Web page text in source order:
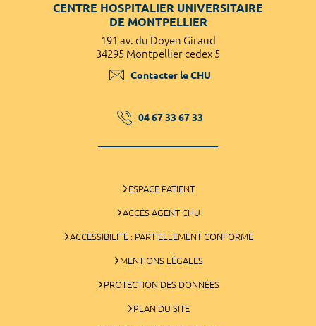
CENTRE HOSPITALIER UNIVERSITAIRE
DE MONTPELLIER
191 av. du Doyen Giraud
34295 Montpellier cedex 5
Contacter le CHU
04 67 33 67 33
ESPACE PATIENT
ACCÈS AGENT CHU
ACCESSIBILITÉ : PARTIELLEMENT CONFORME
MENTIONS LÉGALES
PROTECTION DES DONNÉES
PLAN DU SITE